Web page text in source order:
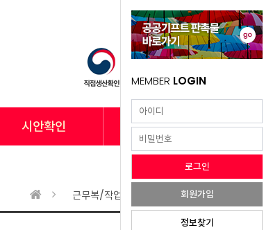
시안확인 납품사례
MEMBER LOGIN
회원가입
정보찾기
근무복/작업복 바지